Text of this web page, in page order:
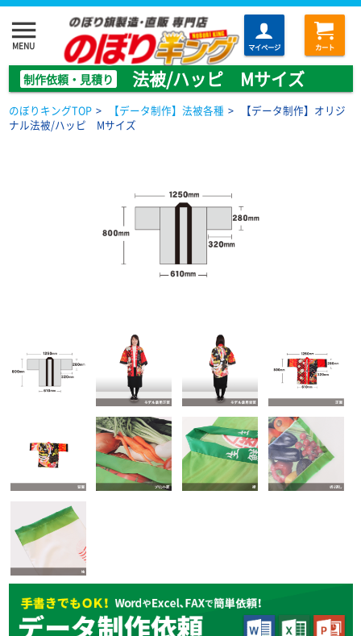
menu
MENU マイページ カート
制作依頼・見積り 法被/ハッピ Mサイズ
のぼりキングTOP > 【データ制作】法被各種 >
【データ制作】オリジ
ナル法被/ハッピ Mサイズ